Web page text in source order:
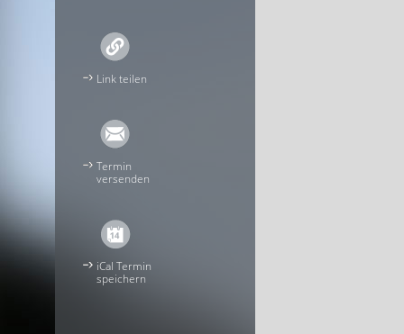
Link teilen
Termin
versenden
iCal Termin
speichern